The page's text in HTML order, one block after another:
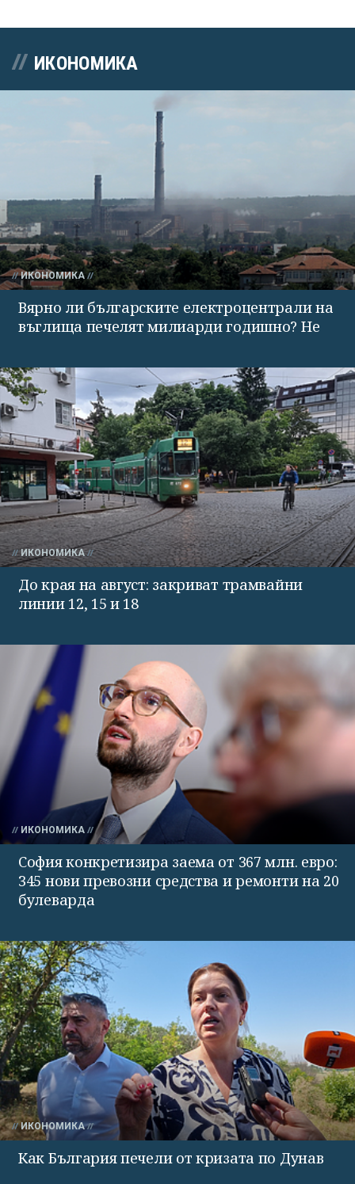
ИКОНОМИКА
ИКОНОМИКА
Вярно ли българските електроцентрали на
въглища печелят милиарди годишно? Не
ИКОНОМИКА
До края на август: закриват трамвайни
линии 12, 15 и 18
ИКОНОМИКА
София конкретизира заема от 367 млн. евро:
345 нови превозни средства и ремонти на 20
булеварда
ИКОНОМИКА
Как България печели от кризата по Дунав